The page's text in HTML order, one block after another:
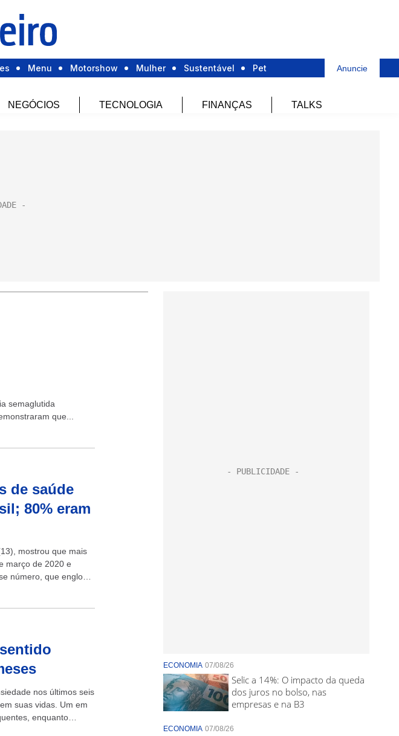
Menu Motorshow Mulher Sustentável Pet Anuncie
NEGÓCIOS TECNOLOGIA FINANÇAS TALKS
semaglutida
que...
de saúde
80% eram
mostrou que mais
março de 2020 e
número, que engloba
nos últimos seis
suas vidas. Um em
enquanto
ECONOMIA 07/08/26
Selic a 14%: O impacto da queda
dos juros no bolso, nas
empresas e na B3
ECONOMIA 07/08/26